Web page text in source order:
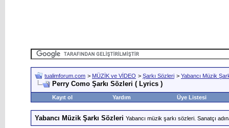
tualimforum.com > MÜZİK ve VİDEO > Şarkı Sözleri > Yabancı Müzik
Perry Como Şarkı Sözleri ( Lyrics )
Kayıt ol Yardım Üye Listesi
Yabancı Müzik Şarkı Sözleri Yabancı müzik şarkı sözleri. Sanatçı